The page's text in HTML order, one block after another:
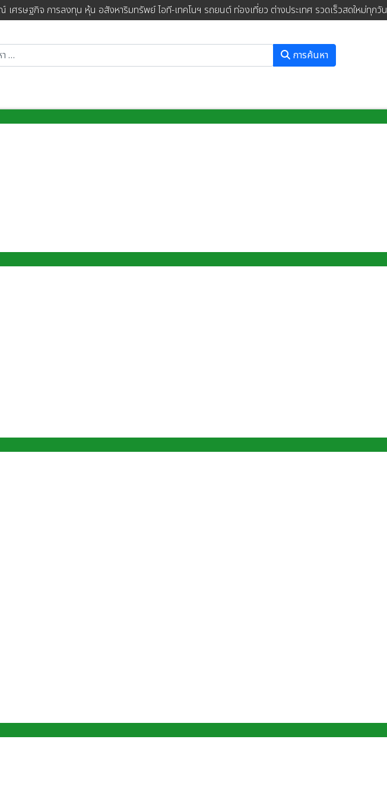
เศรษฐกิจ การลงทุน หุ้น อสังหาริมทรัพย์ ไอที-เทคโนฯ รถยนต์ ท่องเที่ยว ต่างประเทศ รวดเร็วสดใหม่ทุกวัน
การค้นหา